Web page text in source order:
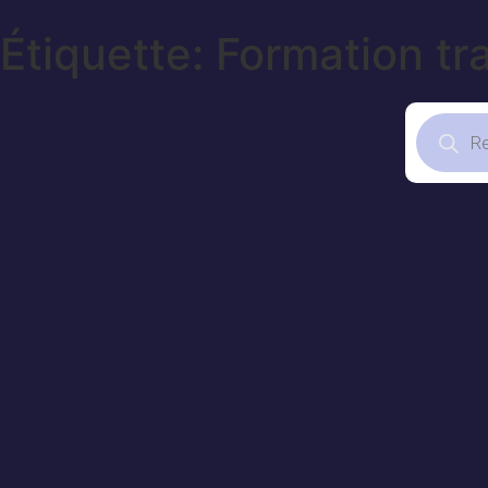
Étiquette: Formation